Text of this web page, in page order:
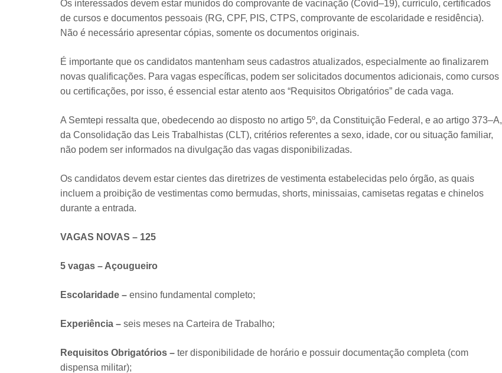
Os interessados devem estar munidos do comprovante de vacinação (Covid–19), currículo, certificados
de cursos e documentos pessoais (RG, CPF, PIS, CTPS, comprovante de escolaridade e residência).
Não é necessário apresentar cópias, somente os documentos originais.
É importante que os candidatos mantenham seus cadastros atualizados, especialmente ao finalizarem
novas qualificações. Para vagas específicas, podem ser solicitados documentos adicionais, como cursos
ou certificações, por isso, é essencial estar atento aos “Requisitos Obrigatórios” de cada vaga.
A Semtepi ressalta que, obedecendo ao disposto no artigo 5º, da Constituição Federal, e ao artigo 373–A,
da Consolidação das Leis Trabalhistas (CLT), critérios referentes a sexo, idade, cor ou situação familiar,
não podem ser informados na divulgação das vagas disponibilizadas.
Os candidatos devem estar cientes das diretrizes de vestimenta estabelecidas pelo órgão, as quais
incluem a proibição de vestimentas como bermudas, shorts, minissaias, camisetas regatas e chinelos
durante a entrada.
VAGAS NOVAS – 125
5 vagas – Açougueiro
Escolaridade – ensino fundamental completo;
Experiência – seis meses na Carteira de Trabalho;
Requisitos Obrigatórios – ter disponibilidade de horário e possuir documentação completa (com
dispensa militar);